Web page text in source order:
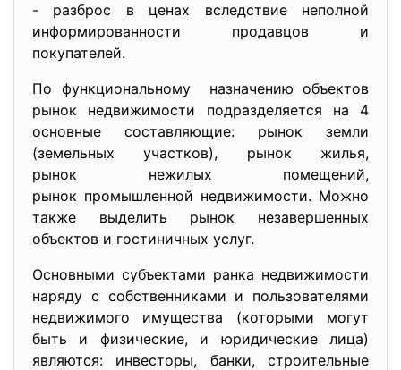
- разброс в ценах вследствие неполной
информированности продавцов и
покупателей.
По функциональному назначению объектов
рынок недвижимости подразделяется на 4
основные составляющие: рынок земли
(земельных участков), рынок жилья,
рынок нежилых помещений,
рынок промышленной недвижимости. Можно
также выделить рынок незавершенных
объектов и гостиничных услуг.
Основными субъектами ранка недвижимости
наряду с собственниками и пользователями
недвижимого имущества (которыми могут
быть и физические, и юридические лица)
являются: инвесторы, банки, строительные